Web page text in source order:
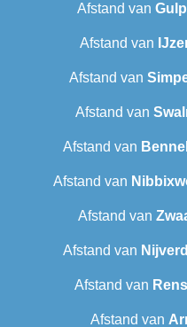
Afstand van
Afstand van
Afstand van
Afstand van
Afstand van
Afstand van
Afstand van
Afstand van
Afstand van
Afstand van